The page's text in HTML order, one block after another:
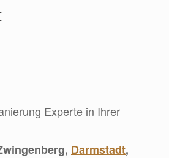
Experte in Ihrer
Darmstadt,